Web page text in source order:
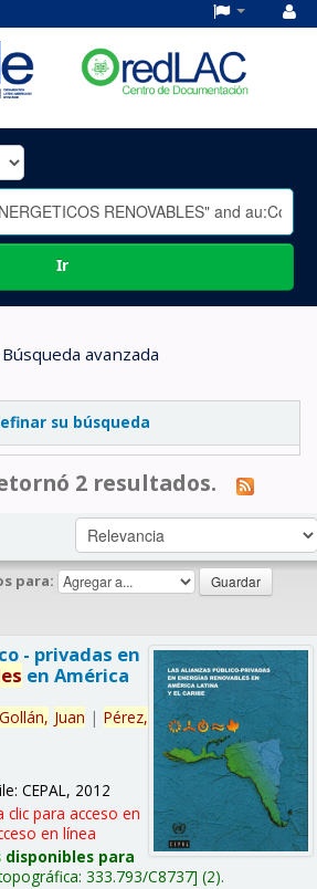
Ir
Búsqueda avanzada
su búsqueda
2 resultados.
para:
- privadas en
en América
Gollán, Juan | Pérez,
CEPAL, 2012
clic para acceso en
en línea
disponibles para
333.793/C8737 (2).